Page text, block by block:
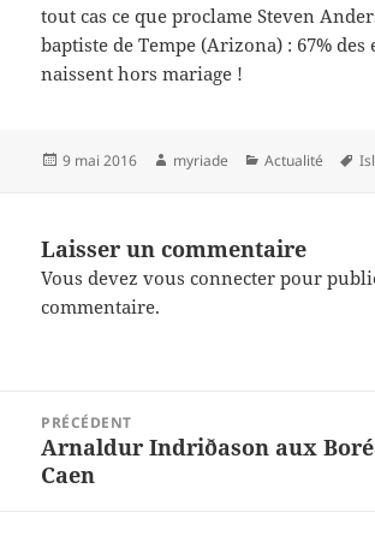
tout cas ce que proclame Steven
baptiste de Tempe (Arizona) : 67% des
naissent hors mariage !
Publié
9 mai 2016 Auteur
myriade Catégories
Actualité
Laisser un commentaire
Vous devezvous connecter pour
commentaire.
l’article
PRÉCÉDENT
Article
précédent :
Arnaldur Indriðason aux
Caen